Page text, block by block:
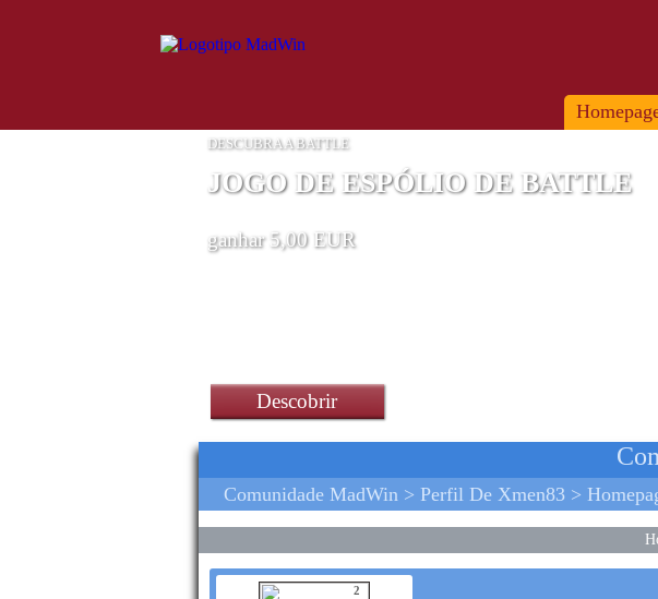
DESCUBRA A BATTLE
JOGO DE ESPÓLIO DE BATTLE
ganhar 5,00 EUR
Descobrir
um Smartphone Xiaomi Redmi A1
Comunidade MadWin > Perfil De Xmen83 >
2